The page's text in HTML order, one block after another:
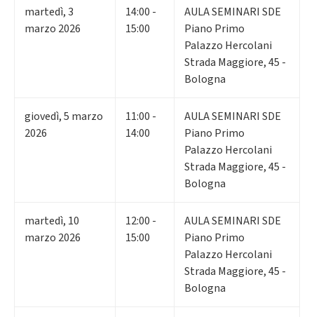
martedì,3
marzo 2026
14:00 -
15:00
AULA SEMINARI SDE
Piano Primo
Palazzo Hercolani
Strada Maggiore, 45 -
Bologna
giovedì,5 marzo
2026
11:00 -
14:00
AULA SEMINARI SDE
Piano Primo
Palazzo Hercolani
Strada Maggiore, 45 -
Bologna
martedì, 10
marzo 2026
12:00 -
15:00
AULA SEMINARI SDE
Piano Primo
Palazzo Hercolani
Strada Maggiore, 45 -
Bologna